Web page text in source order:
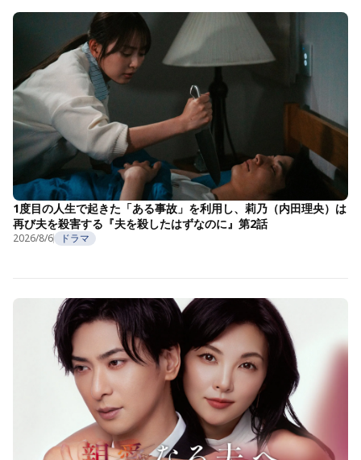
1度目の人生で起きた「ある事故」を利用し、莉乃（内田理央）は
再び夫を殺害する『夫を殺したはずなのに』第2話
2026/8/6 ドラマ